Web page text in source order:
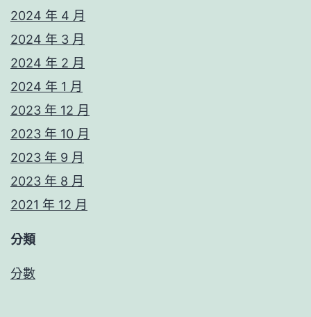
2024 年 4 月
2024 年 3 月
2024 年 2 月
2024 年 1 月
2023 年 12 月
2023 年 10 月
2023 年 9 月
2023 年 8 月
2021 年 12 月
分類
分數